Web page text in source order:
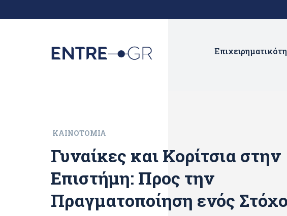
ΚΑΙΝΟΤΟΜΊΑ
Γυναίκες και Κορίτσια στην
Επιστήμη: Προς την
Πραγματοποίηση ενός